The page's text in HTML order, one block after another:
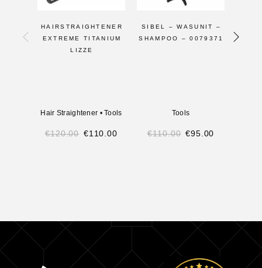
HAIRSTRAIGHTENER
EXTREME TITANIUM
LIZZE
Hair Straightener •Tools
€120.00 €110.00
SIBEL – WASUNIT –
SHAMPOO – 0079371
Tools
€110.00 €95.00